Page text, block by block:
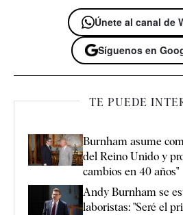
Únete al canal de
Síguenos en
TE PUEDE
Burnham asume
del Reino Unido y
cambios en 40 años"
Andy Burnham se
laboristas: "Seré el